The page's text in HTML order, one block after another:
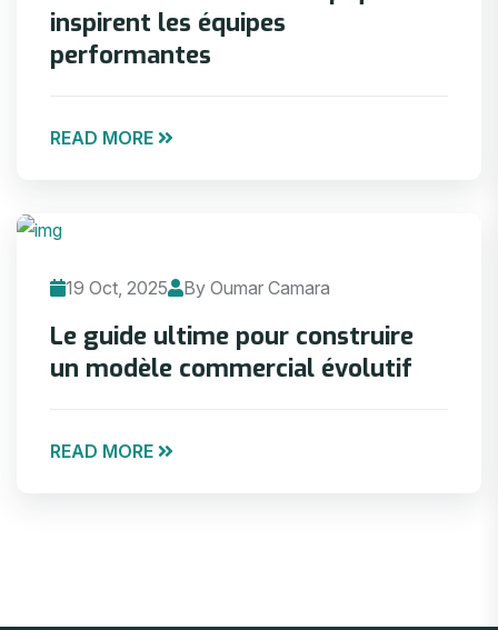
inspirent les équipes
performantes
READ MORE
19 Oct, 2025 By Oumar Camara
Le guide ultime pour construire
un modèle commercial évolutif
READ MORE